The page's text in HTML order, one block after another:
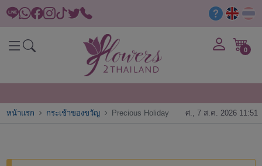
0
หน้าแรก กระเช้าของขวัญ Precious Holiday ศ., 7 ส.ค. 2026 11:51